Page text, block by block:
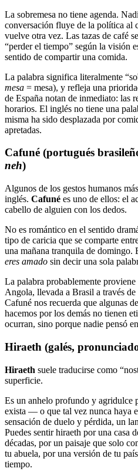
La sobremesa no tiene agenda.
conversación fluye de la política
vuelve otra vez. Las tazas de café
“perder el tiempo” según la visión
sentido de compartir una comida.
La palabra significa literalmente
mesa = mesa), y refleja una
de España notan de inmediato: las
horarios. El inglés no tiene una
misma ha sido desplazada por
apretadas.
Cafuné (portugués
neh)
Algunos de los gestos humanos
inglés. Cafuné es uno de ellos: el
cabello de alguien con los dedos.
No es romántico en el sentido
tipo de caricia que se comparte
una mañana tranquila de domingo.
eres amado sin decir una sola
La palabra probablemente
Angola, llevada a Brasil a través
Cafuné nos recuerda que algunas
hacemos por los demás no tienen
ocurran, sino porque nadie pensó
Hiraeth (galés,
Hiraeth suele traducirse como
superficie.
Es un anhelo profundo y agridulce
exista — o que tal vez nunca haya
sensación de duelo y pérdida, un
Puedes sentir hiraeth por una casa
décadas, por un paisaje que solo
tu abuela, por una versión de tu
tiempo.